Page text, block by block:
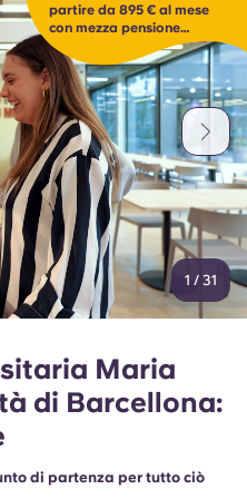
partire da 895 € al mese
con mezza pensione
inclusa.
1 / 31
Maria
di Barcellona:
di partenza per tutto ciò